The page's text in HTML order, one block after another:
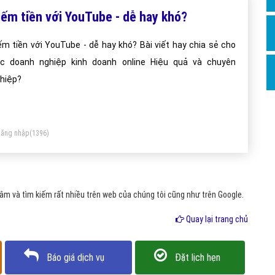
Hỏi
tiền với YouTube - dễ hay khó?
tiền với YouTube - dễ hay khó? Bài viết hay chia sẻ cho
doanh nghiệp kinh doanh online Hiệu quả và chuyên
nhập(1396)
và tìm kiếm rất nhiều trên web của chúng tôi cũng như trên Google.
Quay lại trang chủ
Báo giá dịch vụ Đặt lịch hẹn